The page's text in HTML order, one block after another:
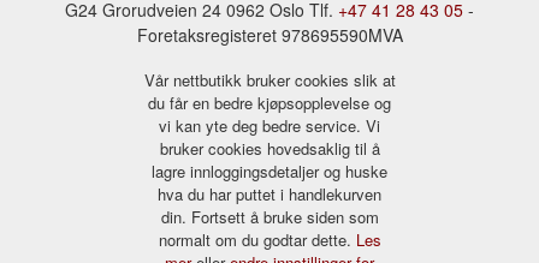
G24 Grorudveien 24 0962 Oslo Tlf. +47 41 28 43 05 -
Foretaksregisteret 978695590MVA
Vår nettbutikk bruker cookies slik at
du får en bedre kjøpsopplevelse og
vi kan yte deg bedre service. Vi
bruker cookies hovedsaklig til å
lagre innloggingsdetaljer og huske
hva du har puttet i handlekurven
din. Fortsett å bruke siden som
normalt om du godtar dette. Les